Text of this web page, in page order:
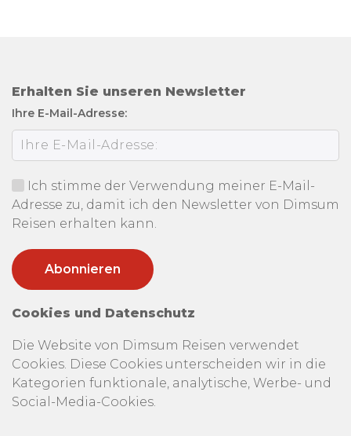
Erhalten Sie unseren Newsletter
Ihre E-Mail-Adresse:
Ich stimme der Verwendung meiner E-Mail-
Adresse zu, damit ich den Newsletter von Dimsum
Reisen erhalten kann.
Cookies und Datenschutz
Die Website von Dimsum Reisen verwendet
Cookies. Diese Cookies unterscheiden wir in die
Kategorien funktionale, analytische, Werbe- und
Social-Media-Cookies.